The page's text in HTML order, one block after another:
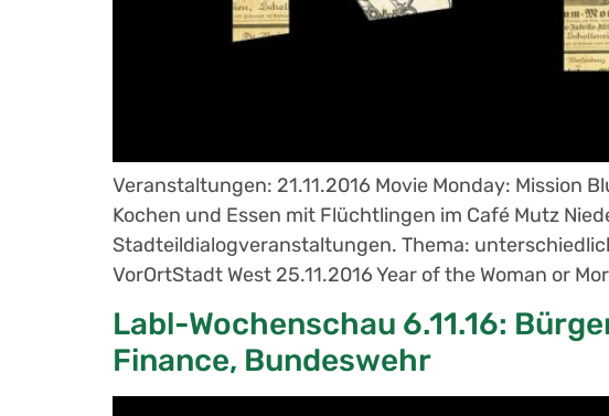
Veranstaltungen: 21.11.2016 Movie Monday: Mission
Kochen und Essen mit Flüchtlingen im Café Mutz
Stadteildialogveranstaltungen. Thema:
VorOrtStadt West 25.11.2016 Year of the Woman or
Labl-Wochenschau 6.11.16:
Finance, Bundeswehr